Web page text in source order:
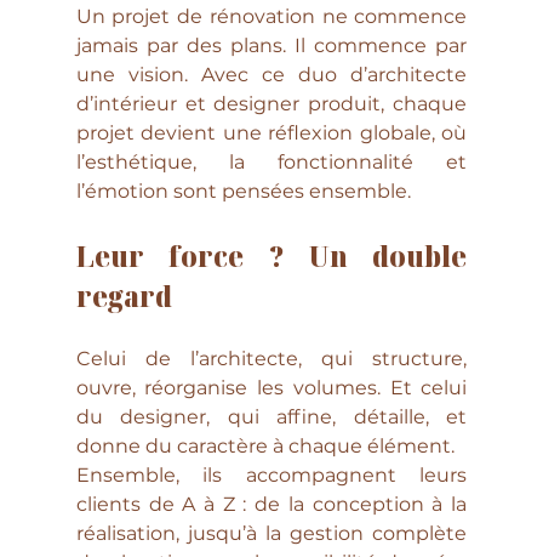
Un projet de rénovation ne commence
jamais par des plans. Il commence par
une vision. Avec ce duo d’architecte
d’intérieur et designer produit, chaque
projet devient une réflexion globale, où
l’esthétique, la fonctionnalité et
l’émotion sont pensées ensemble.
Leur force ? Un double
regard
Celui de l’architecte, qui structure,
ouvre, réorganise les volumes. Et celui
du designer, qui affine, détaille, et
donne du caractère à chaque élément.
Ensemble, ils accompagnent leurs
clients de A à Z : de la conception à la
réalisation, jusqu’à la gestion complète